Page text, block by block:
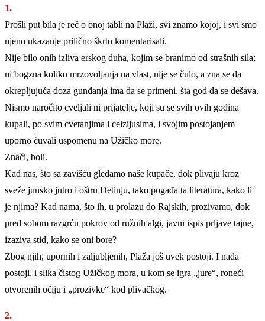
1.
Prošli put bila je reč o onoj tabli na Plaži, svi znamo kojoj, i svi smo
njeno ukazanje prilično škrto komentarisali.
Nije bilo onih izliva erskog duha, kojim se branimo od strašnih sila;
ni bogzna koliko mrzovoljanja na vlast, nije se čulo, a zna se da
okrepljujuća doza gunđanja ima da se primeni, šta god da se dešava.
Nismo naročito cveljali ni prijatelje, koji su se svih ovih godina
kupali, po svim cvetanjima i celzijusima, i svojim postojanjem
uporno čuvali uspomenu na Užičko more.
Znači, boli.
Kad nas, što sa zavišću gledamo naše kupače, dok plivaju kroz
sveže junsko jutro i oštru Đetinju, tako pogađa ta literatura, kako li
je njima? Kad nama, što ih, u prolazu do Rajskih, prozivamo, dok
pred sobom razgrću pokrov od ružnih algi, javni ispis prljave tajne,
izaziva stid, kako se oni bore?
Zbog njih, upornih i zaljubljenih, Plaža još uvek postoji. I nada
postoji, i slika čistog Užičkog mora, u kom se igra „jure“, roneći
otvorenih očiju i „prozivke“ kod plivačkog.
2.